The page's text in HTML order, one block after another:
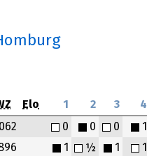
Elo 1 2 3 4
0 0 0 1
1 ½ 1 1